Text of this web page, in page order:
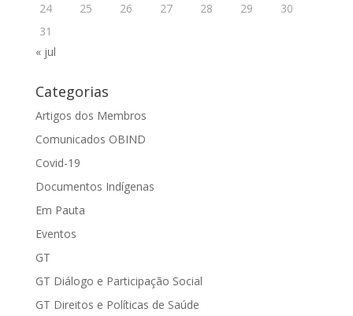
24
25 26 27 28 29
30
31
« jul
Categorias
Artigos dos Membros
Comunicados OBIND
Covid-19
Documentos Indígenas
Em Pauta
Eventos
GT
GT Diálogo e Participação Social
GT Direitos e Políticas de Saúde